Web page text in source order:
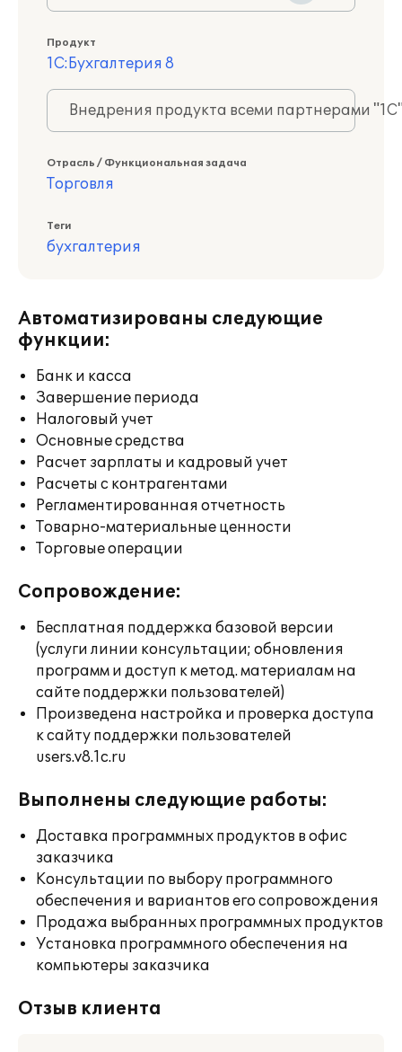
Продукт
1С:Бухгалтерия 8
Внедрения продукта всеми партнерами
Отрасль / Функциональная задача
Торговля
Теги
бухгалтерия
Автоматизированы следующие
функции:
Банк и касса
Завершение периода
Налоговый учет
Основные средства
Расчет зарплаты и кадровый учет
Расчеты с контрагентами
Регламентированная отчетность
Товарно-материальные ценности
Торговые операции
Сопровождение:
Бесплатная поддержка базовой версии
(услуги линии консультации; обновления
программ и доступ к метод. материалам на
сайте поддержки пользователей)
Произведена настройка и проверка доступа
к сайту поддержки пользователей
users.v8.1c.ru
Выполнены следующие работы:
Доставка программных продуктов в офис
заказчика
Консультации по выбору программного
обеспечения и вариантов его сопровождения
Продажа выбранных программных продуктов
Установка программного обеспечения на
компьютеры заказчика
Отзыв клиента